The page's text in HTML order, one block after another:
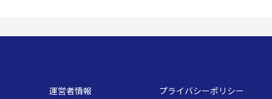
運営者情報 プライバシーポリシー